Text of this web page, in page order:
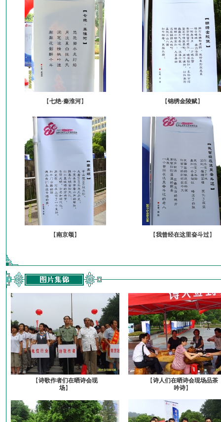
【七绝·秦淮河】 【锦绣金陵赋】
【南京颂】 【我曾经在这里奋斗过】
【诗歌作者们在晒诗会现
场】
【诗人们在晒诗会现场品茶
吟诗】